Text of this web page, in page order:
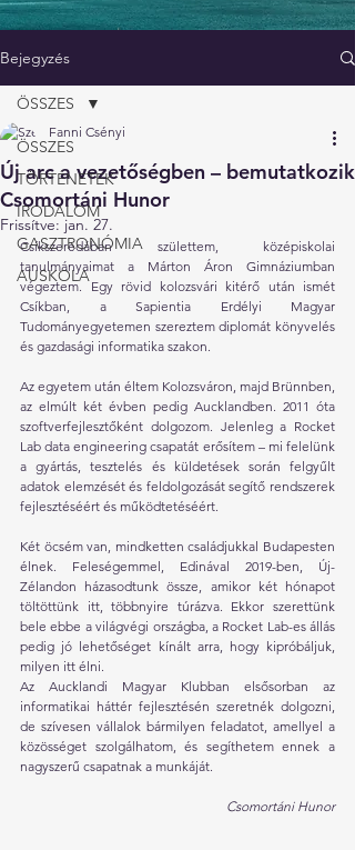
Bejegyzés
ÖSSZES
TÖRTÉNETEK
IRODALOM
GASZTRONÓMIA
AUSKOLA
ÖSSZES
Új arc a vezetőségben – bemutatkozik
Csomortáni Hunor
Fanni Csényi
Frissítve: jan. 27.
Csíkszeredában születtem, középiskolai
tanulmányaimat a Márton Áron Gimnáziumban
végeztem. Egy rövid kolozsvári kitérő után ismét
Csíkban, a Sapientia Erdélyi Magyar
Tudományegyetemen szereztem diplomát könyvelés
és gazdasági informatika szakon.
Az egyetem után éltem Kolozsváron, majd Brünnben,
az elmúlt két évben pedig Aucklandben. 2011 óta
szoftverfejlesztőként dolgozom. Jelenleg a Rocket
Lab data engineering csapatát erősítem – mi felelünk
a gyártás, tesztelés és küldetések során felgyűlt
adatok elemzését és feldolgozását segítő rendszerek
fejlesztéséért és működtetéséért.
Két öcsém van, mindketten családjukkal Budapesten
élnek. Feleségemmel, Edinával 2019-ben, Új-
Zélandon házasodtunk össze, amikor két hónapot
töltöttünk itt, többnyire túrázva. Ekkor szerettünk
bele ebbe a világvégi országba, a Rocket Lab-es állás
pedig jó lehetőséget kínált arra, hogy kipróbáljuk,
milyen itt élni.
Az Aucklandi Magyar Klubban elsősorban az
informatikai háttér fejlesztésén szeretnék dolgozni,
de szívesen vállalok bármilyen feladatot, amellyel a
közösséget szolgálhatom, és segíthetem ennek a
nagyszerű csapatnak a munkáját.
Csomortáni Hunor